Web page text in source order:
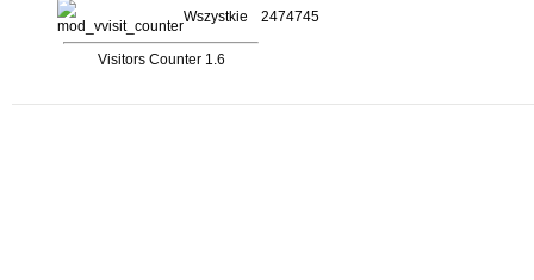
Wszystkie 2474745
Visitors Counter 1.6